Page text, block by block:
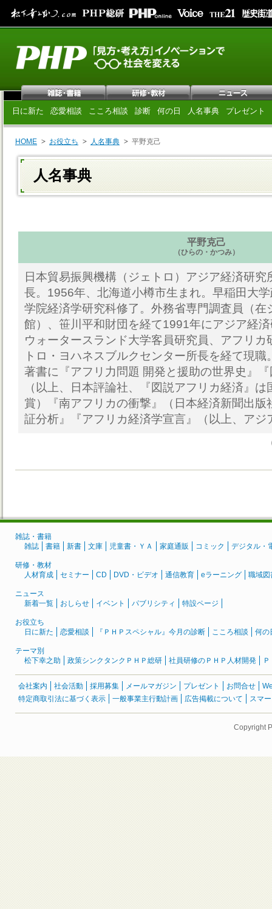
日に新た 恋愛相談 こころ相談 診断 何の日 人名事典 プレゼント
HOME お役立ち 人名事典 平野克己
人名事典
平野克己
（ひらの・かつみ）
日本貿易振興機構（ジェトロ）アジア経済研
長。1956年、北海道小樽市生まれ。早稲田大
学院経済学研究科修了。外務省専門調査員（在
館）、笹川平和財団を経て1991年にアジア経
ウォータースランド大学客員研究員、アフリカ
トロ・ヨハネスブルクセンター所長を経て現職
著書に『アフリ力問題 開発と援助の世界史』
（以上、日本評論社、『図説アフリカ経済』
賞）『南アフリカの衝撃』（日本経済新聞出版
証分析』『アフリカ経済学宣言』（以上、アジ
雑誌・書籍
雑誌
書籍 新書 文庫 児童書・ＹＡ 家庭通販 コミック デジタル・
研修・教材
人材育成
セミナー CD DVD・ビデオ 通信教育 eラーニング 職域図
ニュース
新着一覧
おしらせ イベント パブリシティ 特設ページ
お役立ち
日に新た
恋愛相談 『ＰＨＰスペシャル』今月の診断 こころ相談 何の
テーマ別
松下幸之助
政策シンクタンクＰＨＰ総研 社員研修のＰＨＰ人材開発
会社案内 社会活動 採用募集 メールマガジン プレゼント お問合せ
特定商取引法に基づく表示
一般事業主行動計画 広告掲載について スマ
Copyright